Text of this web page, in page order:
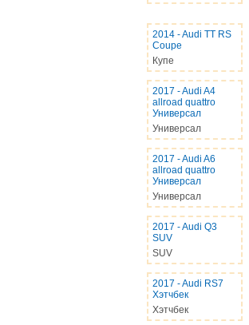
2014-Audi TT RS
Coupe
Купе
2017 -Audi A4
allroad quattro
Универсал
Универсал
2017 -Audi A6
allroad quattro
Универсал
Универсал
2017 -Audi Q3
SUV
SUV
2017 -Audi RS7
Хэтчбек
Хэтчбек